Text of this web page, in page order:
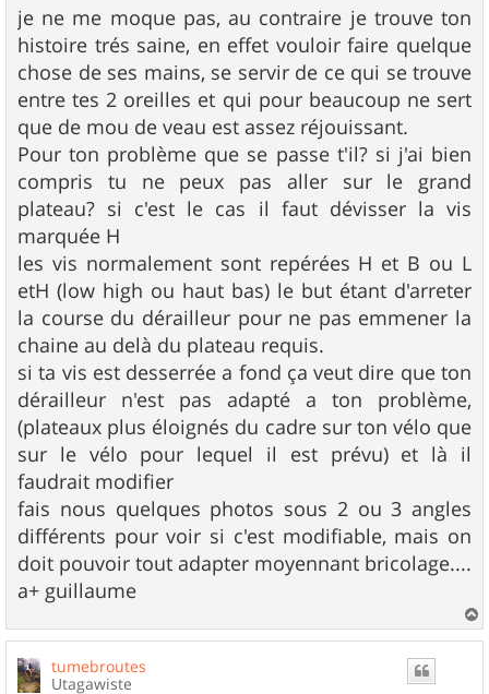
g
e
je ne me moque pas, au contraire je trouve ton
histoire trés saine, en effet vouloir faire quelque
chose de ses mains, se servir de ce qui se trouve
entre tes 2 oreilles et qui pour beaucoup ne sert
que de mou de veau est assez réjouissant.
Pour ton problème que se passe t'il? si j'ai bien
compris tu ne peux pas aller sur le grand
plateau? si c'est le cas il faut dévisser la vis
marquée H
les vis normalement sont repérées H et B ou L
etH (low high ou haut bas) le but étant d'arreter
la course du dérailleur pour ne pas emmener la
chaine au delà du plateau requis.
si ta vis est desserrée a fond ça veut dire que ton
dérailleur n'est pas adapté a ton problème,
(plateaux plus éloignés du cadre sur ton vélo que
sur le vélo pour lequel il est prévu) et là il
faudrait modifier
fais nous quelques photos sous 2 ou 3 angles
différents pour voir si c'est modifiable, mais on
doit pouvoir tout adapter moyennant bricolage....
a+ guillaume
a
tumebroutes
Utagawiste